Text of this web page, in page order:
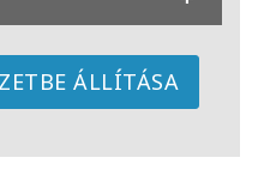
ÁLLÍTÁSA